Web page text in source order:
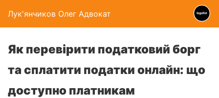
Лук'янчиков Олег Адвокат
Як перевірити податковий борг
та сплатити податки онлайн: що
доступно платникам